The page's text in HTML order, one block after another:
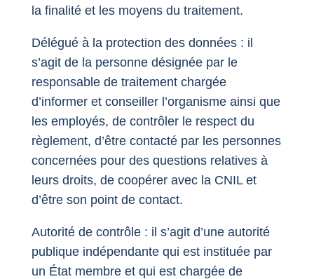
la finalité et les moyens du traitement.
Délégué à la protection des données : il
s’agit de la personne désignée par le
responsable de traitement chargée
d’informer et conseiller l’organisme ainsi que
les employés, de contrôler le respect du
règlement, d’être contacté par les personnes
concernées pour des questions relatives à
leurs droits, de coopérer avec la CNIL et
d’être son point de contact.
Autorité de contrôle : il s’agit d’une autorité
publique indépendante qui est instituée par
un État membre et qui est chargée de